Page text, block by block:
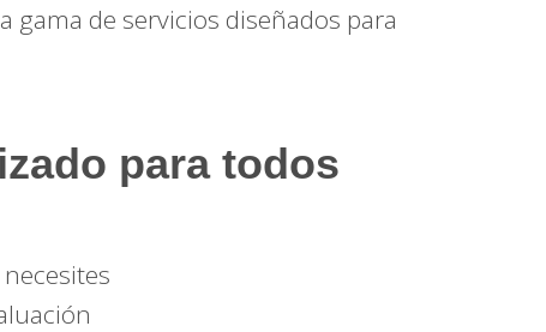
gama de servicios diseñados para
para todos
necesites